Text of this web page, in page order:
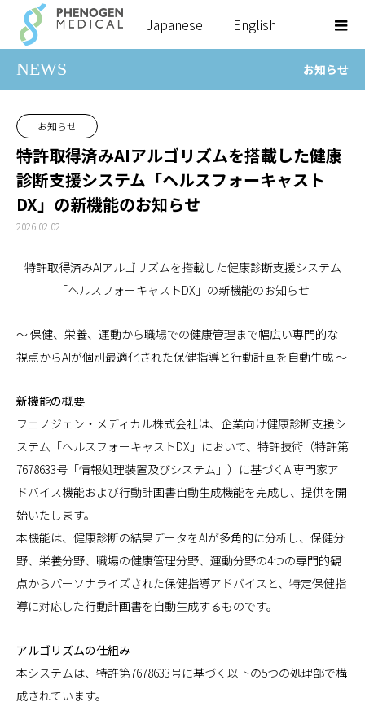
Japanese | English
NEWS お知らせ
お知らせ
特許取得済みAIアルゴリズムを搭載した健康
診断支援システム「ヘルスフォーキャスト
DX」の新機能のお知らせ
2026.02.02
特許取得済みAIアルゴリズムを搭載した健康診断支援システム
「ヘルスフォーキャストDX」の新機能のお知らせ
～ 保健、栄養、運動から職場での健康管理まで幅広い専門的な
視点からAIが個別最適化された保健指導と行動計画を自動生成 ～
新機能の概要
フェノジェン・メディカル株式会社は、企業向け健康診断支援シ
ステム「ヘルスフォーキャストDX」において、特許技術（特許第
7678633号「情報処理装置及びシステム」）に基づくAI専門家ア
ドバイス機能および行動計画書自動生成機能を完成し、提供を開
始いたします。
本機能は、健康診断の結果データをAIが多角的に分析し、保健分
野、栄養分野、職場の健康管理分野、運動分野の4つの専門的観
点からパーソナライズされた保健指導アドバイスと、特定保健指
導に対応した行動計画書を自動生成するものです。
アルゴリズムの仕組み
本システムは、特許第7678633号に基づく以下の5つの処理部で構
成されています。